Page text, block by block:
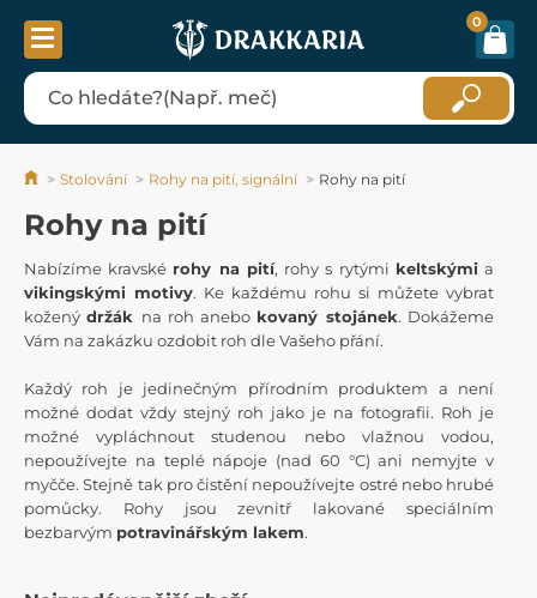
0
Stolování Rohy na pití, signální Rohy na pití
Rohy na pití
Nabízíme kravské rohy na pití, rohy s rytými keltskými a
vikingskými motivy. Ke každému rohu si můžete vybrat
koženýdržák na roh anebo kovaný stojánek. Dokážeme
Vám na zakázku ozdobit roh dle Vašeho přání.
Každý roh je jedinečným přírodním produktem a není
možné dodat vždy stejný roh jako je na fotografii. Roh je
možné vypláchnout studenou nebo vlažnou vodou,
nepoužívejte na teplé nápoje (nad 60 °C) ani nemyjte v
myčče. Stejně tak pro čistění nepoužívejte ostré nebo hrubé
pomůcky. Rohy jsou zevnitř lakované speciálním
bezbarvým potravinářským lakem.